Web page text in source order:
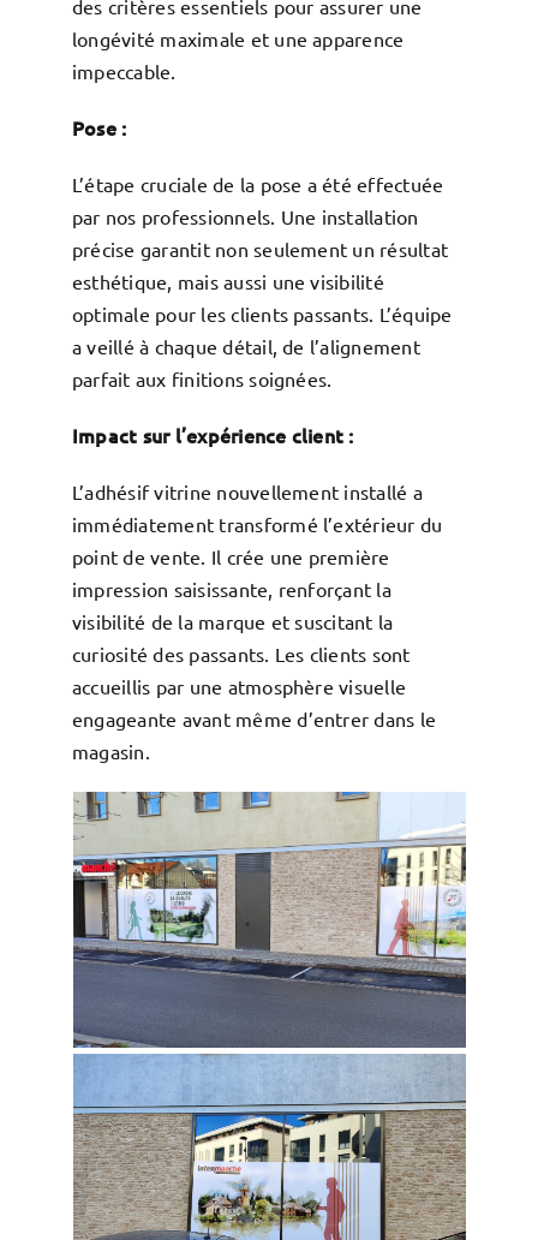
des critères essentiels pour assurer une
longévité maximale et une apparence
impeccable.
Pose :
L’étape cruciale de la pose a été effectuée
par nos professionnels. Une installation
précise garantit non seulement un résultat
esthétique, mais aussi une visibilité
optimale pour les clients passants. L’équipe
a veillé à chaque détail, de l’alignement
parfait aux finitions soignées.
Impact sur l’expérience client :
L’adhésif vitrine nouvellement installé a
immédiatement transformé l’extérieur du
point de vente. Il crée une première
impression saisissante, renforçant la
visibilité de la marque et suscitant la
curiosité des passants. Les clients sont
accueillis par une atmosphère visuelle
engageante avant même d’entrer dans le
magasin.